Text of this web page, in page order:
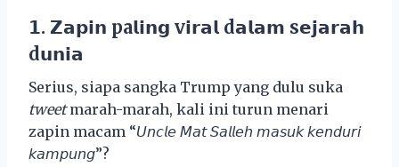
𝟭. 𝗭𝗮𝗽𝗶𝗻 pa𝗹𝗶𝗻𝗴 v𝗶𝗿𝗮𝗹 d𝗮𝗹𝗮𝗺 s𝗲𝗷𝗮𝗿𝗮𝗵
d𝘂𝗻𝗶𝗮
Serius, siapa sangka Trump yang dulu suka
tweetmarah-marah, kali ini turun menari
zapin macam “𝘜𝘯𝘤𝘭𝘦 𝘔𝘢𝘵 𝘚𝘢𝘭𝘭𝘦𝘩 𝘮𝘢𝘴𝘶𝘬 𝘬𝘦𝘯𝘥𝘶𝘳𝘪
𝘬𝘢𝘮𝘱𝘶𝘯𝘨”?